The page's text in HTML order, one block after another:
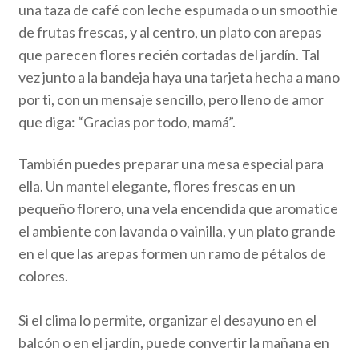
una taza de café con leche espumada o un smoothie
de frutas frescas, y al centro, un plato con arepas
que parecen flores recién cortadas del jardín. Tal
vez junto a la bandeja haya una tarjeta hecha a mano
por ti, con un mensaje sencillo, pero lleno de amor
que diga: “Gracias por todo, mamá”.
También puedes preparar una mesa especial para
ella. Un mantel elegante, flores frescas en un
pequeño florero, una vela encendida que aromatice
el ambiente con lavanda o vainilla, y un plato grande
en el que las arepas formen un ramo de pétalos de
colores.
Si el clima lo permite, organizar el desayuno en el
balcón o en el jardín, puede convertir la mañana en